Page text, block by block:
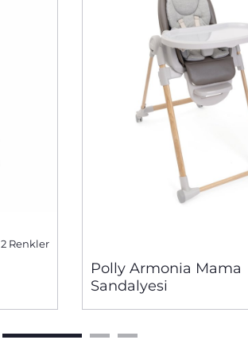
2 Renkler
Polly Armonia Mama
Sandalyesi